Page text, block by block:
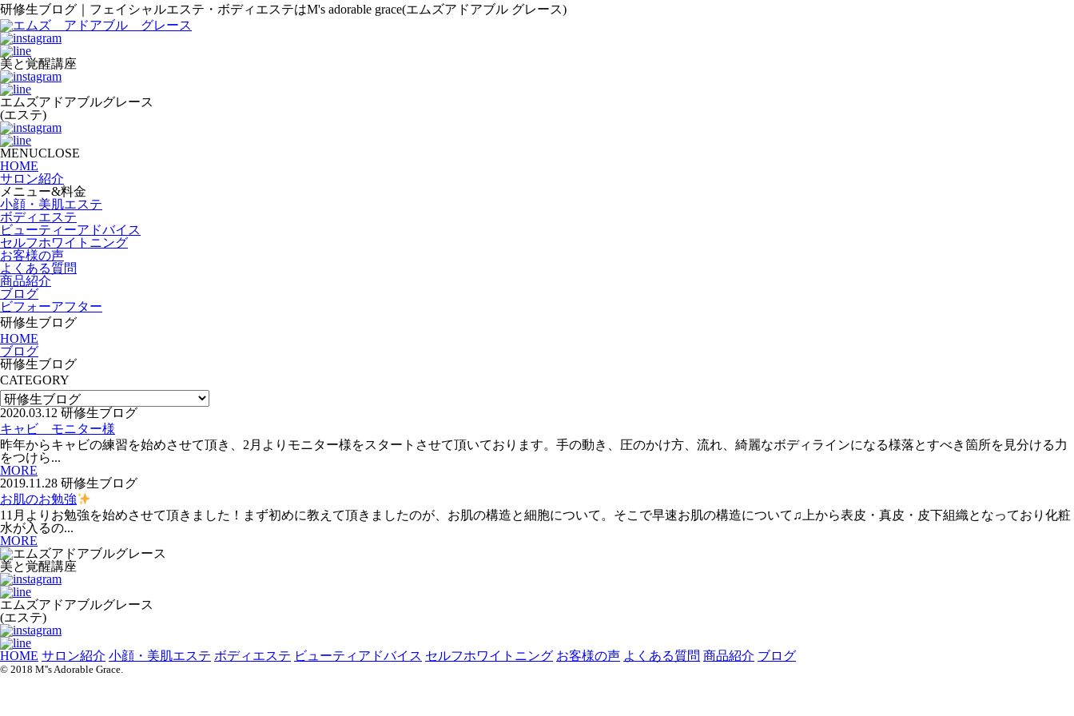
研修生ブログ｜フェイシャルエステ・ボディエステはM's adorable grace(エムズアドアブル グレース)
美と覚醒講座
エムズアドアブルグレース
(エステ)
MENUCLOSE
HOME
サロン紹介
メニュー&料金
小顔・美肌エステ
ボディエステ
ビューティーアドバイス
セルフホワイトニング
お客様の声
よくある質問
商品紹介
ブログ
ビフォーアフター
研修生ブログ
HOME
ブログ
研修生ブログ
CATEGORY
2020.03.12 研修生ブログ
キャビ モニター様
昨年からキャビの練習を始めさせて頂き、 2月よりモニター様をスタートさせて頂いております。手の動き、圧のかけ方、流れ、綺麗なボディラインになる様落とすべき箇所を見分ける力
をつけら...
MORE
2019.11.28 研修生ブログ
お肌のお勉強
11月よりお勉強を始めさせて頂きました！まず初めに教えて頂きましたのが、お肌の構造と細胞について。そこで早速お肌の構造について♫上から表皮・真皮・皮下組織となっており化粧
水が入るの...
MORE
美と覚醒講座
エムズアドアブルグレース
(エステ)
HOME サロン紹介 小顔・美肌エステ ボディエステ ビューティアドバイス セルフホワイトニング お客様の声 よくある質問 商品紹介 ブログ
© 2018 M''s Adorable Grace.